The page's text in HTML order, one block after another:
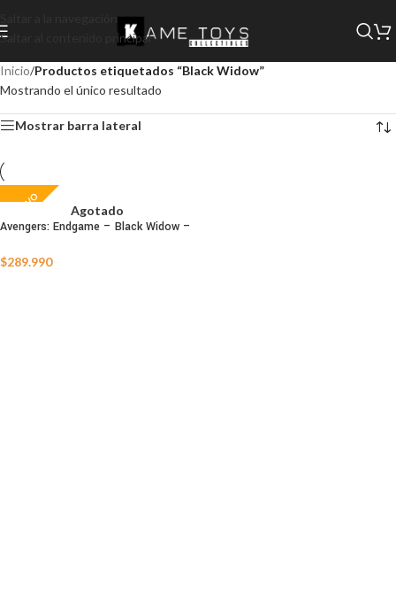
Saltar al contenido principal
Inicio/Productos etiquetados “Black Widow”
Mostrando el único resultado
Mostrar barra lateral
NUEVO
AGOTADO
Agotado
Avengers: Endgame – Black Widow –
$289.990